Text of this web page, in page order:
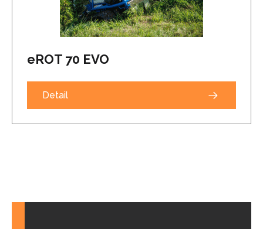
eROT 70 EVO
Detail